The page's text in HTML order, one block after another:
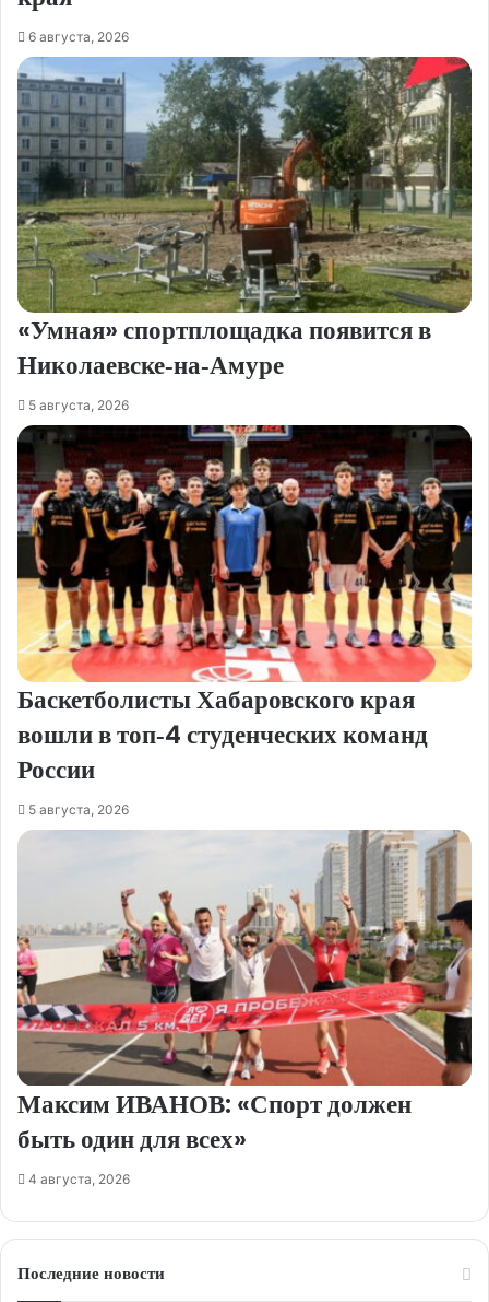
6 августа, 2026
«Умная» спортплощадка появится в
Николаевске‑на‑Амуре
5 августа, 2026
Баскетболисты Хабаровского края
вошли в топ‑4 студенческих команд
России
5 августа, 2026
Максим ИВАНОВ: «Спорт должен
быть один для всех»
4 августа, 2026
Последние новости